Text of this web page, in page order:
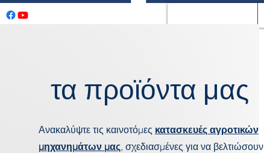
τα προϊόντα μας
Ανακαλύψτε τις καινοτόμες κατασκευές αγροτικών
μηχανημάτων μας, σχεδιασμένες για να βελτιώσουν